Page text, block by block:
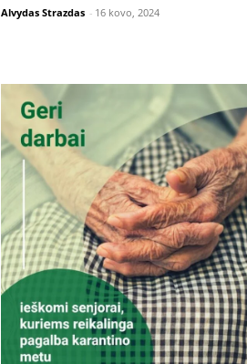
Alvydas Strazdas - 16 kovo, 2024